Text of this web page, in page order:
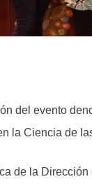
del evento
la Ciencia de
de la